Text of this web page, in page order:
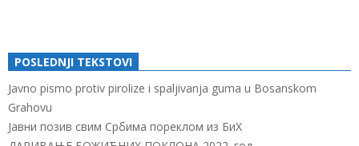
POSLEDNJI TEKSTOVI
Javno pismo protiv pirolize i spaljivanja guma u Bosanskom
Grahovu
Јавни позив свим Србима пореклом из БиХ